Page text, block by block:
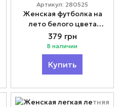
Артикул: 280525
Женская футболка на
лето белого цвета
Limoncello Модно
280525
379 грн
В наличии
Купить